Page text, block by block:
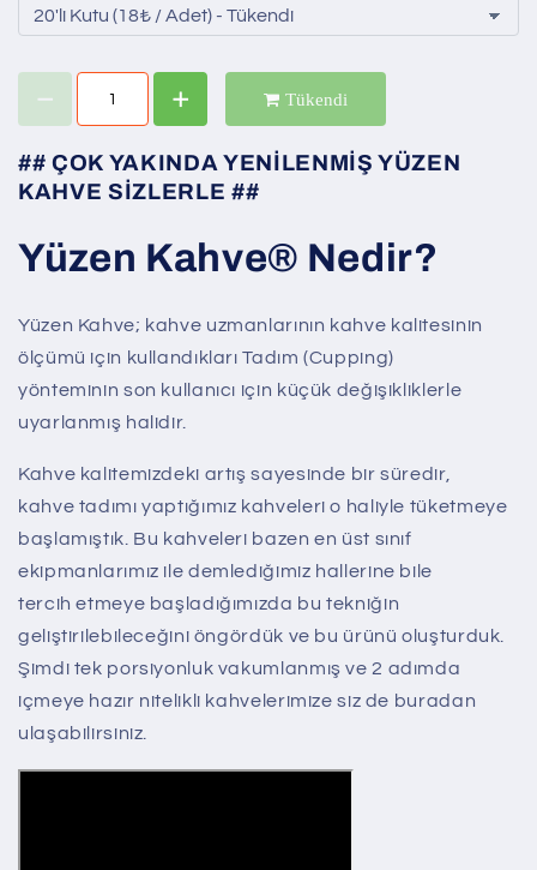
Tükendi
## ÇOK YAKINDA YENİLENMİŞ YÜZEN
KAHVE SİZLERLE ##
Yüzen Kahve® Nedir?
Yüzen Kahve; kahve uzmanlarının kahve kalitesinin
ölçümü için kullandıkları Tadım (Cupping)
yönteminin son kullanıcı için küçük değişikliklerle
uyarlanmış halidir.
Kahve kalitemizdeki artış sayesinde bir süredir,
kahve tadımı yaptığımız kahveleri o haliyle tüketmeye
başlamıştık. Bu kahveleri bazen en üst sınıf
ekipmanlarımız ile demlediğimiz hallerine bile
tercih etmeye başladığımızda bu tekniğin
geliştirilebileceğini öngördük ve bu ürünü oluşturduk.
Şimdi tek porsiyonluk vakumlanmış ve 2 adımda
içmeye hazır nitelikli kahvelerimize siz de buradan
ulaşabilirsiniz.